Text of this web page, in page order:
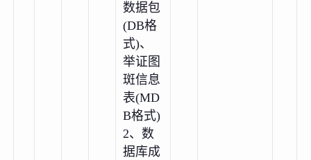
数据包
(DB格
式)、
举证图
斑信息
表(MD
B格式)
2、数
据库成